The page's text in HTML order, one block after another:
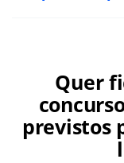
Quer
previstos